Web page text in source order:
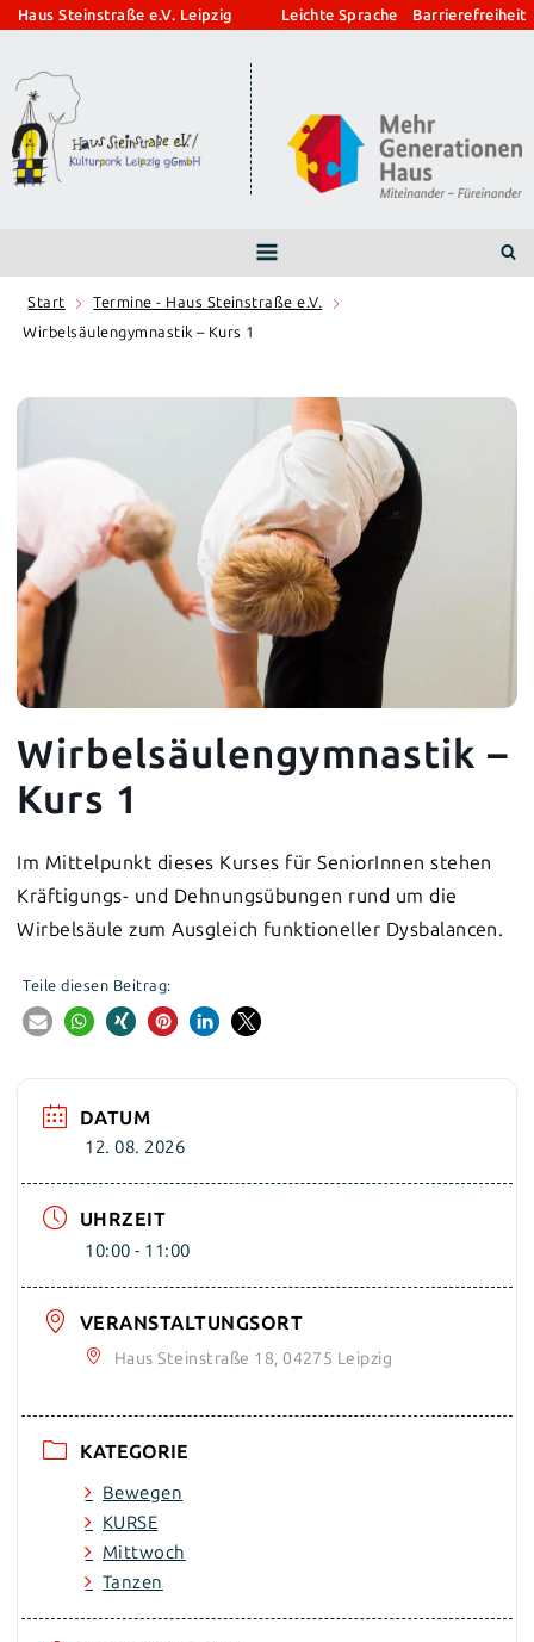
Zum
springen
Haus Steinstraße e.V. Leipzig Leichte Sprache Barrierefreiheit
Start
Termine - Haus Steinstraße e.V.
Wirbelsäulengymnastik – Kurs 1
Wirbelsäulengymnastik –
Kurs 1
Im Mittelpunkt dieses Kurses für SeniorInnen stehen
Kräftigungs- und Dehnungsübungen rund um die
Wirbelsäule zum Ausgleich funktioneller Dysbalancen.
Teile diesen Beitrag:
DATUM
12. 08. 2026
UHRZEIT
10:00 - 11:00
VERANSTALTUNGSORT
Haus Steinstraße 18, 04275 Leipzig
KATEGORIE
Bewegen
KURSE
Mittwoch
Tanzen